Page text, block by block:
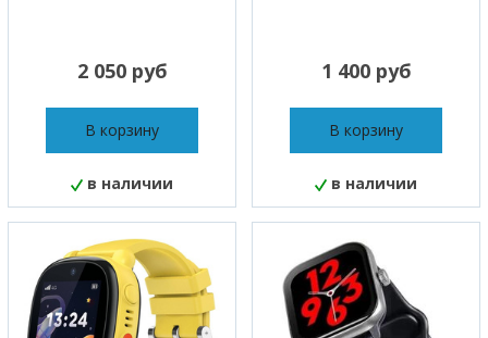
2 050 руб
В корзину
в наличии
1 400 руб
В корзину
в наличии